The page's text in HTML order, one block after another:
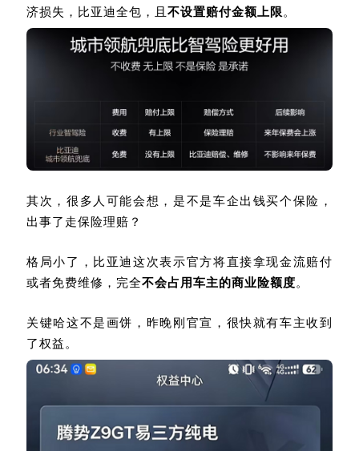
济损失，比亚迪全包，且 不设置赔付金额上限。
其次，很多人可能会想，是不是车企出钱买个保险，
出事了走保险理赔？
格局小了，比亚迪这次表示官方将直接拿现金流赔付
或者免费维修，完全不会占用车主的商业险额度。
关键哈这不是画饼，昨晚刚官宣，很快就有车主收到
了权益。